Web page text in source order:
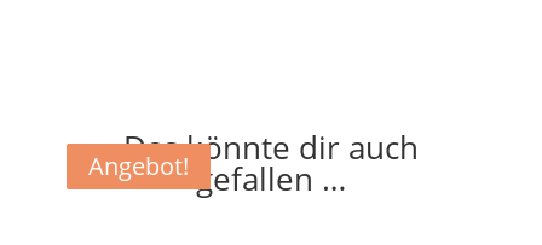
Das könnte dir auch
gefallen …
Angebot!
Angebot!
Angebot!